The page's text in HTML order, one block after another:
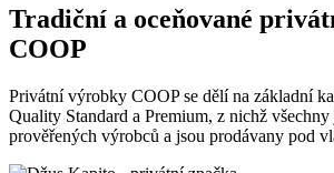
Tradiční a oceňované
COOP
Privátní výrobky COOP se dělí na základní
Quality Standard a Premium, z nichž
prověřených výrobců a jsou prodávany pod